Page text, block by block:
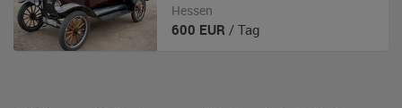
Hessen
600 EUR / Tag